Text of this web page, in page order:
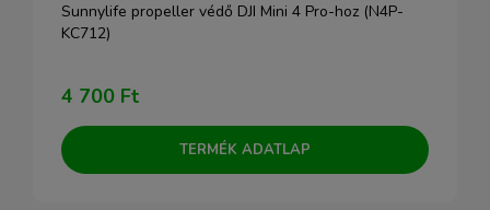
Sunnylife propeller védő DJI Mini 4 Pro-hoz (N4P-
KC712)
4 700 Ft
TERMÉK ADATLAP